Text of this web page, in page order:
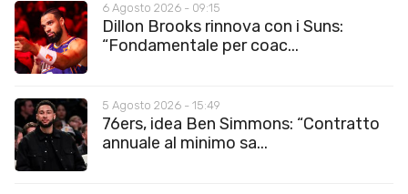
6 Agosto 2026 - 09:15
Dillon Brooks rinnova con i Suns:
“Fondamentale per coac...
5 Agosto 2026 - 15:49
76ers, idea Ben Simmons: “Contratto
annuale al minimo sa...